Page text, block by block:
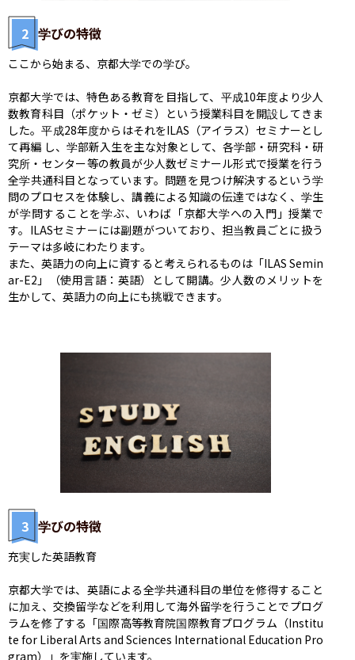
2 学びの特徴
ここから始まる、京都大学での学び。
京都大学では、特色ある教育を目指して、平成10年度より少人
数教育科目（ポケット・ゼミ）という授業科目を開設してきま
した。平成28年度からはそれをILAS（アイラス）セミナーとし
て再編 し、学部新入生を主な対象として、各学部・研究科・研
究所・センター等の教員が少人数ゼミナール形式で授業を行う
全学共通科目となっています。問題を見つけ解決するという学
問のプロセスを体験し、講義による知識の伝達ではなく、学生
が学問することを学ぶ、いわば「京都大学への入門」授業で
す。ILASセミナーには副題がついており、担当教員ごとに扱う
テーマは多岐にわたります。
また、英語力の向上に資すると考えられるものは「ILAS Semin
ar-E2」（使用言語：英語）として開講。少人数のメリットを
生かして、英語力の向上にも挑戦できます。
3 学びの特徴
充実した英語教育
京都大学では、英語による全学共通科目の単位を修得すること
に加え、交換留学などを利用して海外留学を行うことでプログ
ラムを修了する「国際高等教育院国際教育プログラム（Institu
te for Liberal Arts and Sciences International Education Pro
gram）」を実施しています。